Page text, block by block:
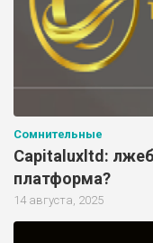
Сомнительные
Capitaluxltd:
платформа?
14 августа, 2025